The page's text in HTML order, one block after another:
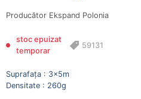
Producător Ekspand Polonia
stoc epuizat
temporar
59131
Suprafața : 3x5m
Densitate : 260g